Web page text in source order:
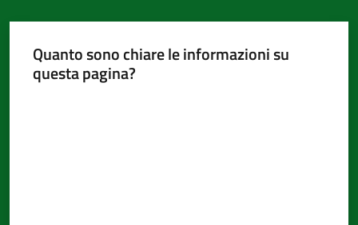
Castello
Quanto sono chiare le informazioni su
questa pagina?